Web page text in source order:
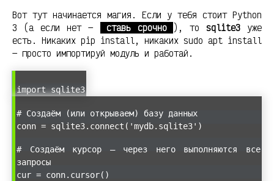
Вот тут начинается магия. Если у тебя стоит Python
3 (а если нет —
ставь срочно ), то sqlite3уже
есть. Никаких pip install, никаких sudo apt install
— просто импортируй модуль и работай.
import sqlite3
# Создаём (или открываем) базу данных
conn = sqlite3.connect('mydb.sqlite3')
# Создаём курсор — через него выполняются все
запросы
cur = conn.cursor()